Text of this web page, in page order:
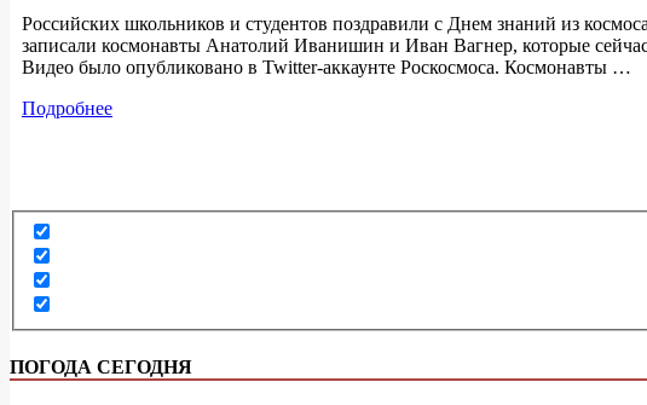
Российских школьников и студентов поздравили с Днем знаний из
записали космонавты Анатолий Иванишин и Иван Вагнер, которые
Видео было опубликовано в Twitter-аккаунте Роскосмоса. Космонавты …
Подробнее
ПОГОДА СЕГОДНЯ